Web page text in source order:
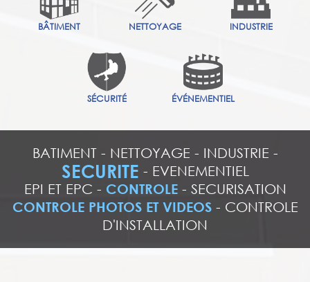
BÂTIMENT NETTOYAGE INDUSTRIE
SÉCURITÉ ÉVÉNEMENTIEL
BATIMENT- NETTOYAGE - INDUSTRIE -
SECURITE - EVENEMENTIEL
EPI ET EPC - CONTROLE- SECURISATION
CONTROLE PHOTOS ET VIDEOS - CONTROLE
D'INSTALLATION